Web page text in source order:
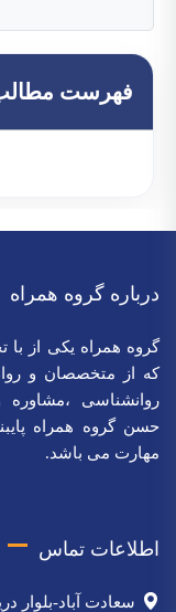
فهرست
درباره گروه همراه
گروه همراه یکی از با
که از متخصصان و
روانشناسی
حسن گروه همراه
مهارت می باشد.
اطلاعات تماس